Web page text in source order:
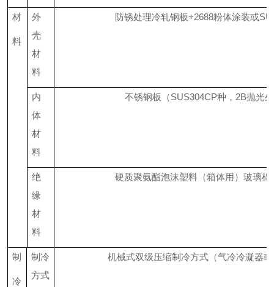
材
料
外
壳
材
料
防锈处理冷轧钢板+2688粉体涂装或
内
体
材
料
不锈钢板（SUS304CP种， 2B抛光
绝
缘
材
料
硬质聚氨酯泡沫塑料（箱体用）玻璃棉
制
冷
制冷
方式
机械式双级压缩制冷方式（气冷冷凝器